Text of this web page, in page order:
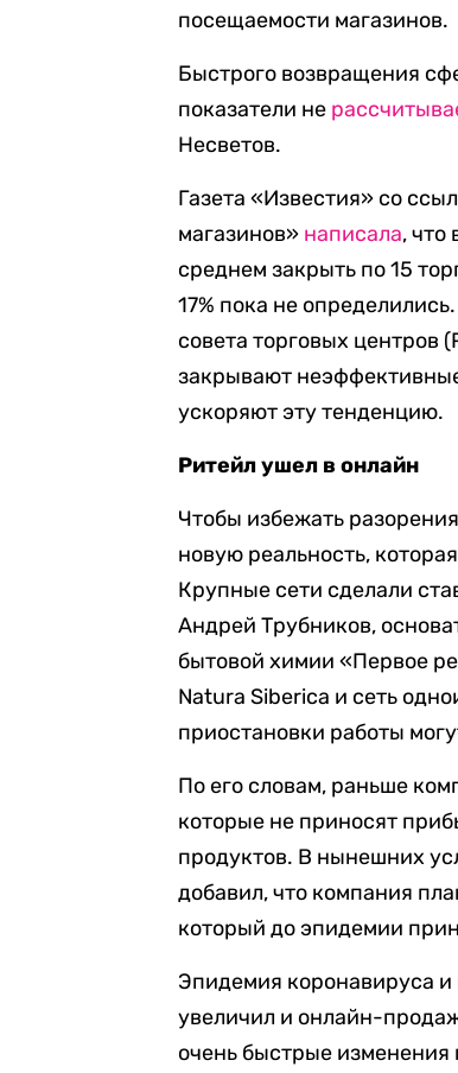
посещаемости магазинов.
Быстрого возвращения
показатели не
Несветов.
Газета «Известия» со
магазинов» написала, что
среднем закрыть по 15
17% пока не
совета торговых центров
закрывают
ускоряют эту тенденцию.
Ритейл ушел в онлайн
Чтобы избежать
новую реальность,
Крупные сети сделали
Андрей Трубников,
бытовой химии «Первое
Natura Siberica и сеть
приостановки работы
По его словам, раньше
которые не приносят
продуктов. В нынешних
добавил, что компания
который до эпидемии
Эпидемия коронавируса и
увеличил и онлайн-
очень быстрые изменения